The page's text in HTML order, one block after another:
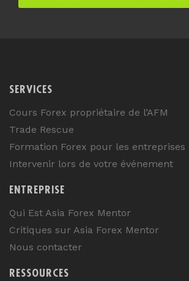
SERVICES
Cours Forex propriétaire de l’AFM
Trade Rescue
Formation Forex pour les entreprises
Intervenir lors de votre événement
ENTREPRISE
Qui Est Asia Forex Mentor
Critiques sur Asia Forex Mentor
Nous contacter
RESSOURCES